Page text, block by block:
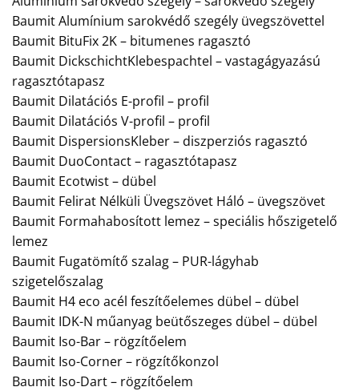
Baumit Alumínium sarokvédő szegély üvegszövettel
Baumit BituFix 2K – bitumenes ragasztó
Baumit DickschichtKlebespachtel – vastagágyazású
ragasztótapasz
Baumit Dilatációs E-profil – profil
Baumit Dilatációs V-profil – profil
Baumit DispersionsKleber – diszperziós ragasztó
Baumit DuoContact – ragasztótapasz
Baumit Ecotwist – dübel
Baumit Felirat Nélküli Üvegszövet Háló – üvegszövet
Baumit Formahabosított lemez – speciális hőszigetelő
lemez
Baumit Fugatömítő szalag – PUR-lágyhab
szigetelőszalag
Baumit H4 eco acél feszítőelemes dübel – dübel
Baumit IDK-N műanyag beütőszeges dübel – dübel
Baumit Iso-Bar – rögzítőelem
Baumit Iso-Corner – rögzítőkonzol
Baumit Iso-Dart – rögzítőelem